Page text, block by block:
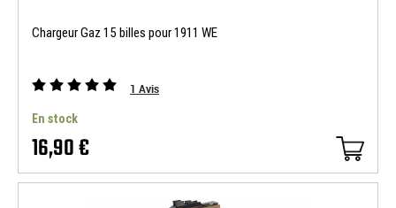
Chargeur Gaz 15 billes pour 1911 WE
1 Avis
En stock
16,90 €